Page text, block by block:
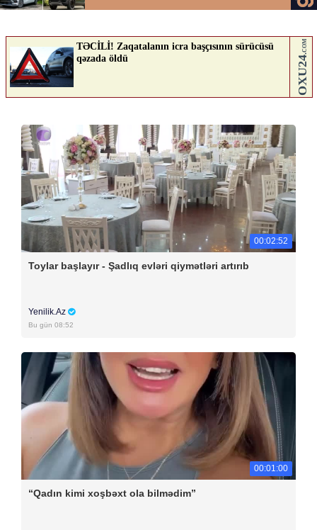
00:02:52
Toylar başlayır - Şadlıq evləri qiymətləri artırıb
Yenilik.Az
Bu gün 08:52
00:01:00
“Qadın kimi xoşbəxt ola bilmədim”